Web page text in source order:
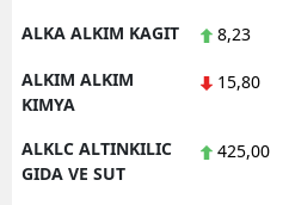
ALKA ALKIM KAGIT 8,23
ALKIM ALKIM
KIMYA
15,80
ALKLC ALTINKILIC
GIDA VE SUT
425,00